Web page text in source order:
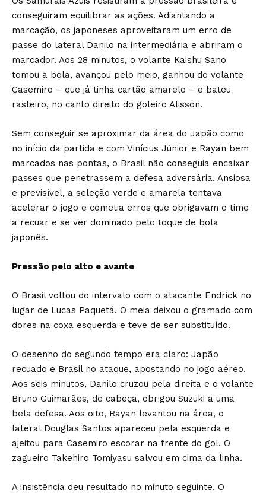
conseguiram equilibrar as ações. Adiantando a
marcação, os japoneses aproveitaram um erro de
passe do lateral Danilo na intermediária e abriram o
marcador. Aos 28 minutos, o volante Kaishu Sano
tomou a bola, avançou pelo meio, ganhou do volante
Casemiro – que já tinha cartão amarelo – e bateu
rasteiro, no canto direito do goleiro Alisson.
Sem conseguir se aproximar da área do Japão como
no início da partida e com Vinícius Júnior e Rayan bem
marcados nas pontas, o Brasil não conseguia encaixar
passes que penetrassem a defesa adversária. Ansiosa
e previsível, a seleção verde e amarela tentava
acelerar o jogo e cometia erros que obrigavam o time
a recuar e se ver dominado pelo toque de bola
japonês.
Pressão pelo alto e avante
O Brasil voltou do intervalo com o atacante Endrick no
lugar de Lucas Paquetá. O meia deixou o gramado com
dores na coxa esquerda e teve de ser substituído.
O desenho do segundo tempo era claro: Japão
recuado e Brasil no ataque, apostando no jogo aéreo.
Aos seis minutos, Danilo cruzou pela direita e o volante
Bruno Guimarães, de cabeça, obrigou Suzuki a uma
bela defesa. Aos oito, Rayan levantou na área, o
lateral Douglas Santos apareceu pela esquerda e
ajeitou para Casemiro escorar na frente do gol. O
zagueiro Takehiro Tomiyasu salvou em cima da linha.
A insistência deu resultado no minuto seguinte. O